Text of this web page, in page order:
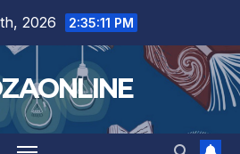
2026 2:35:12 PM